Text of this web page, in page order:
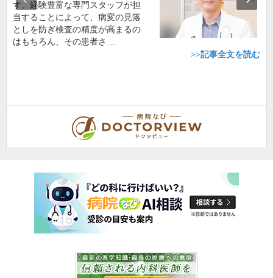
す。経験豊富な専門スタッフが担
当することによって、病変の見落
としを防ぎ検査の精度が高まるの
はもちろん、その患者さ…
>>記事全文を読む